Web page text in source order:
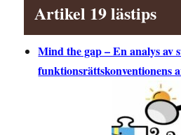
Artikel 19 lästips
Mind the gap – En analys av
funktionsrättskonventionens